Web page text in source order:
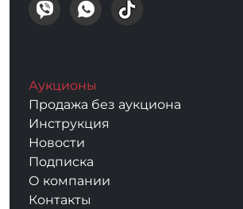
Аукционы
Продажа без аукциона
Инструкция
Новости
Подписка
О компании
Контакты